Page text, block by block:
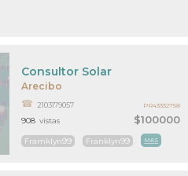
Arecibo
$100000
Consultor Solar
2103179057
Framklyn99 Franklyn99 MAS
908 vistas
PR43332758